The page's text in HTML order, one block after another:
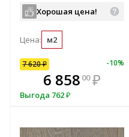
Хорошая цена!
Цена: м2
7 620₽ -10%
6 858 00 ₽
Выгода 762₽
В комплекте
всегда выгоднее!